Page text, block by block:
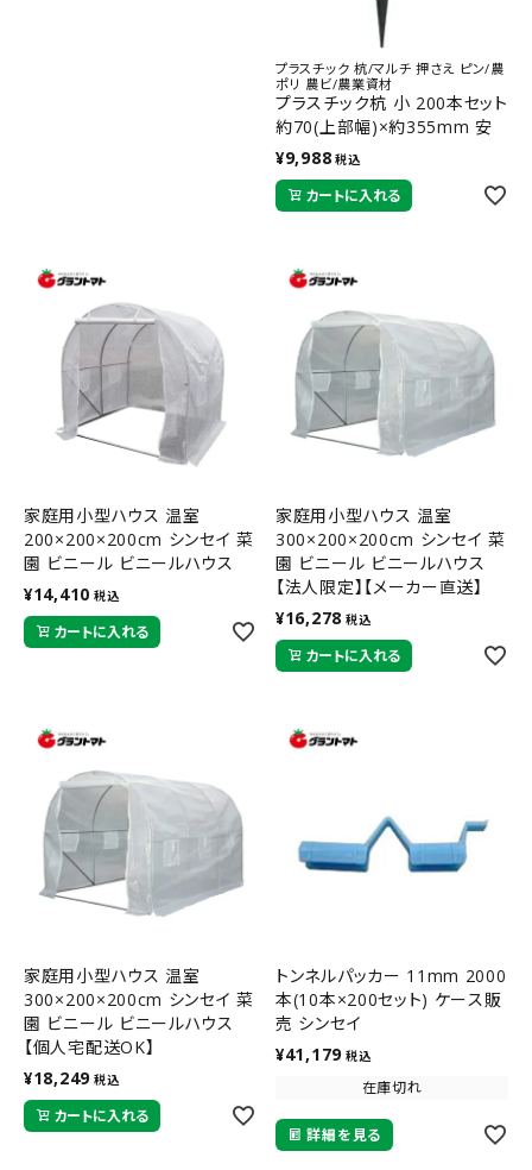
プラスチック 杭/マルチ 押さえ ピン/農
ポリ 農ビ/農業資材
プラスチック杭 小 200本セット
約70(上部幅)×約355mm 安
全興業【取寄商品】
¥9,988 税込
カートに入れる
家庭用小型ハウス 温室
200×200×200cm シンセイ 菜
園 ビニール ビニールハウス
¥14,410 税込
カートに入れる
家庭用小型ハウス 温室
300×200×200cm シンセイ 菜
園 ビニール ビニールハウス
【法人限定】【メーカー直送】
¥16,278 税込
カートに入れる
家庭用小型ハウス 温室
300×200×200cm シンセイ 菜
園 ビニール ビニールハウス
【個人宅配送OK】
¥18,249 税込
カートに入れる
トンネルパッカー 11mm 2000
本(10本×200セット) ケース販
売 シンセイ
¥41,179 税込
在庫切れ
詳細を見る